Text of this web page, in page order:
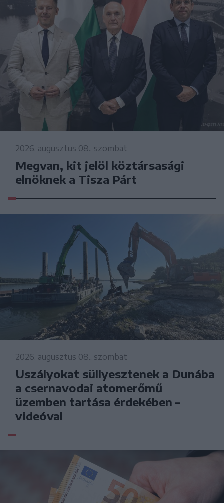
2026. augusztus 08., szombat
Megvan, kit jelöl köztársasági
elnöknek a Tisza Párt
2026. augusztus 08., szombat
Uszályokat süllyesztenek a Dunába
a csernavodai atomerőmű
üzemben tartása érdekében –
videóval